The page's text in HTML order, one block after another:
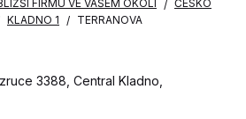
FIRMU VE VAŠEM OKOLÍ
ČESKO
KLADNO 1 TERRANOVA
3388, Central Kladno,